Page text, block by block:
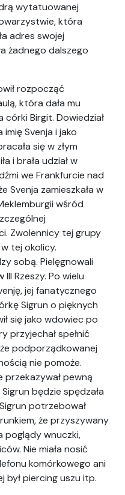
wytatuowanej
która
adres swojej
żadnego dalszego
rozpocząć
która dała mu
Birgit. Dowiedział
imię Svenja i jako
się w złym
i brała udział w
we Frankfurcie nad
Svenja zamieszkała w
wśród
Zwolennicy tej grupy
tej okolicy.
sobą. Pielęgnowali
Rzeszy. Po wielu
jej fanatycznego
Sigrun o pięknych
się jako wdowiec po
przyjechał spełnić
podporządkowanej
nie pomoże.
przekazywał pewną
będzie spędzała
potrzebował
że przyszywany
poglądy wnuczki,
Nie miała nosić
komórkowego ani
był piercing uszu itp.